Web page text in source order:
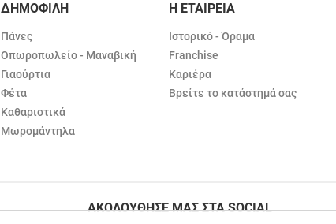
ΔΗΜΟΦΙΛΗ
Πάνες
Οπωροπωλείο - Μαναβική
Γιαούρτια
Φέτα
Καθαριστικά
Μωρομάντηλα
Η ΕΤΑΙΡΕΙΑ
Ιστορικό - Όραμα
Franchise
Καριέρα
Βρείτε το κατάστημά σας
ΑΚΟΛΟΥΘΗΣΕ ΜΑΣ ΣΤΑ SOCIAL